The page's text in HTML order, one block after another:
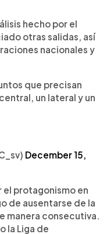
hecho por el
otras salidas, así
nacionales y
que precisan
un lateral y un
December 15,
el protagonismo en
de ausentarse de la
manera consecutiva.
la Liga de